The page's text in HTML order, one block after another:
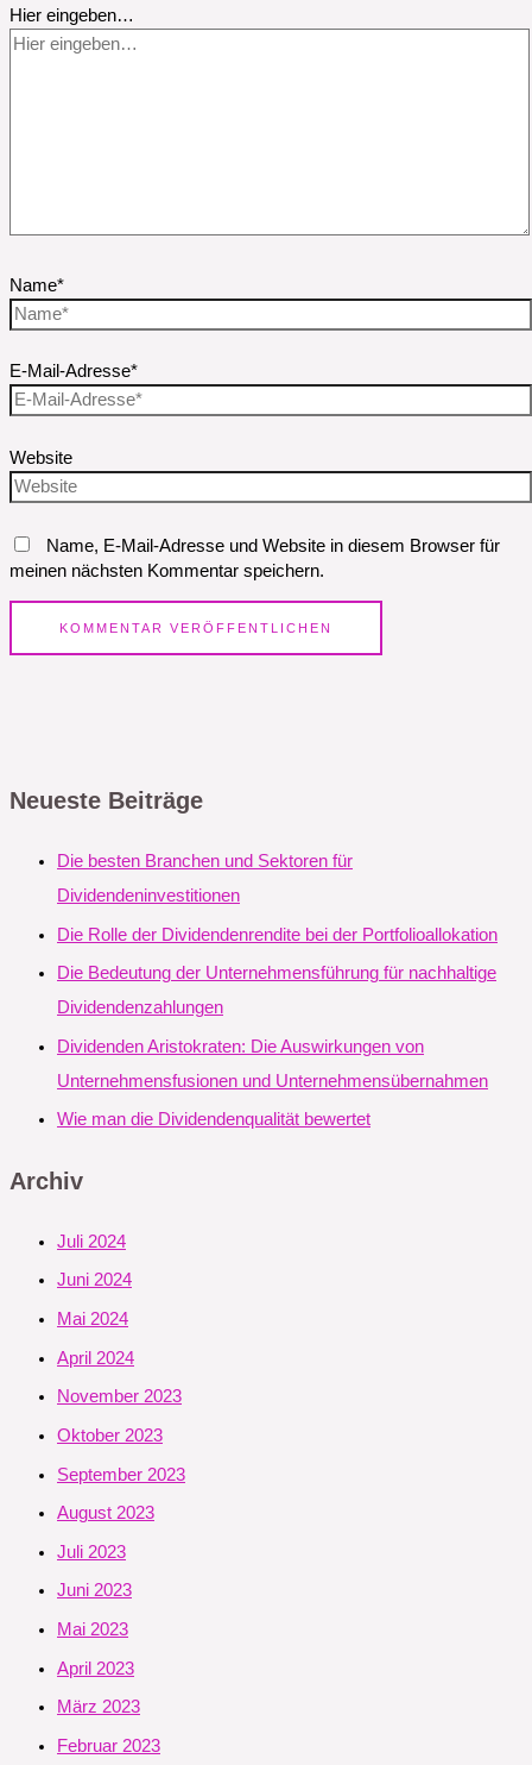
Hier eingeben…
Name*
E-Mail-Adresse*
Website
Name, E-Mail-Adresse und Website in diesem Browser für
meinen nächsten Kommentar speichern.
Neueste Beiträge
Die besten Branchen und Sektoren für
Dividendeninvestitionen
Die Rolle der Dividendenrendite bei der Portfolioallokation
Die Bedeutung der Unternehmensführung für nachhaltige
Dividendenzahlungen
Dividenden Aristokraten: Die Auswirkungen von
Unternehmensfusionen und Unternehmensübernahmen
Wie man die Dividendenqualität bewertet
Archiv
Juli 2024
Juni 2024
Mai 2024
April 2024
November 2023
Oktober 2023
September 2023
August 2023
Juli 2023
Juni 2023
Mai 2023
April 2023
März 2023
Februar 2023